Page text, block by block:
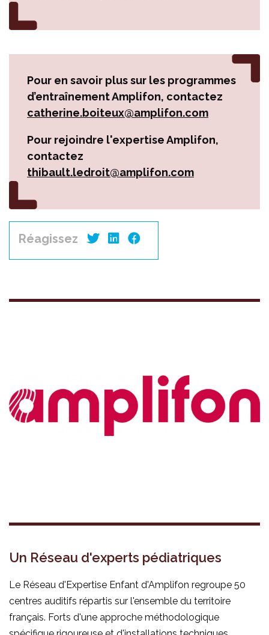
Pour en savoir plus sur les programmes
d’entraînement Amplifon, contactez
catherine.boiteux@amplifon.com
Pour rejoindre l'expertise Amplifon,
contactez
thibault.ledroit@amplifon.com
Réagissez
Un Réseau d'experts pédiatriques
Le Réseau d'Expertise Enfant d'Amplifon regroupe 50
centres auditifs répartis sur l'ensemble du territoire
français. Forts d'une approche méthodologique